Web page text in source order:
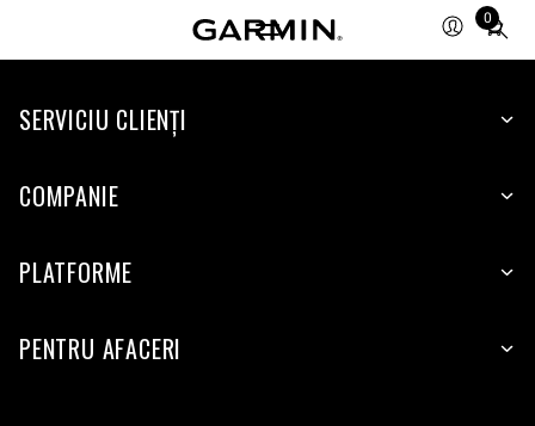
0
Total
items
cart:
SERVICIU CLIENŢI
COMPANIE
PLATFORME
PENTRU AFACERI